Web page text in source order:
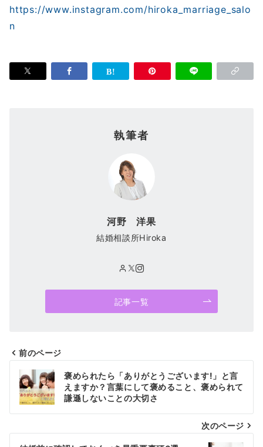
https://www.instagram.com/hiroka_marriage_salo
n
執筆者
河野 洋果
結婚相談所Hiroka
記事一覧
投
稿
ナ
ビ
前のページ
褒められたら「ありがとうございます!」と言
えますか？言葉にして褒めること、褒められて
謙遜しないことの大切さ
次のページ